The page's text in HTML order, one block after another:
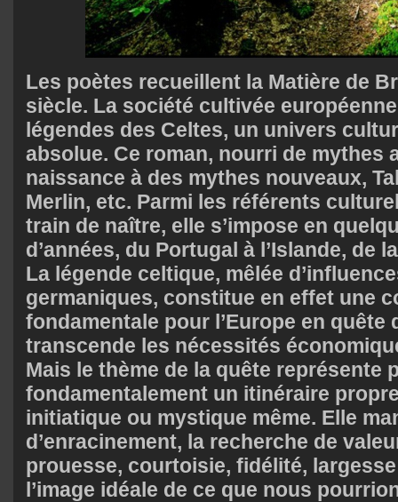
Les poètes recueillent la Matière de
siècle. La société cultivée
légendes des Celtes, un univers
absolue. Ce roman, nourri de mythes
naissance à des mythes nouveaux,
Merlin, etc. Parmi les référents
train de naître, elle s’impose en
d’années, du Portugal à l’Islande, de
La légende celtique, mêlée
germaniques, constitue en effet une
fondamentale pour l’Europe en quête
transcende les nécessités
Mais le thème de la quête représente
fondamentalement un itinéraire
initiatique ou mystique même. Elle
d’enracinement, la recherche de
prouesse, courtoisie, fidélité,
l’image idéale de ce que nous